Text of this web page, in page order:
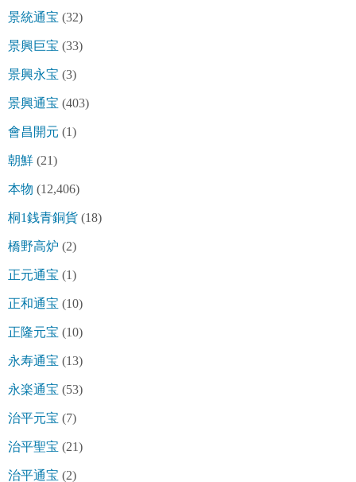
景統通宝 (32)
景興巨宝 (33)
景興永宝 (3)
景興通宝 (403)
會昌開元 (1)
朝鮮 (21)
本物 (12,406)
桐1銭青銅貨 (18)
橋野高炉 (2)
正元通宝 (1)
正和通宝 (10)
正隆元宝 (10)
永寿通宝 (13)
永楽通宝 (53)
治平元宝 (7)
治平聖宝 (21)
治平通宝 (2)